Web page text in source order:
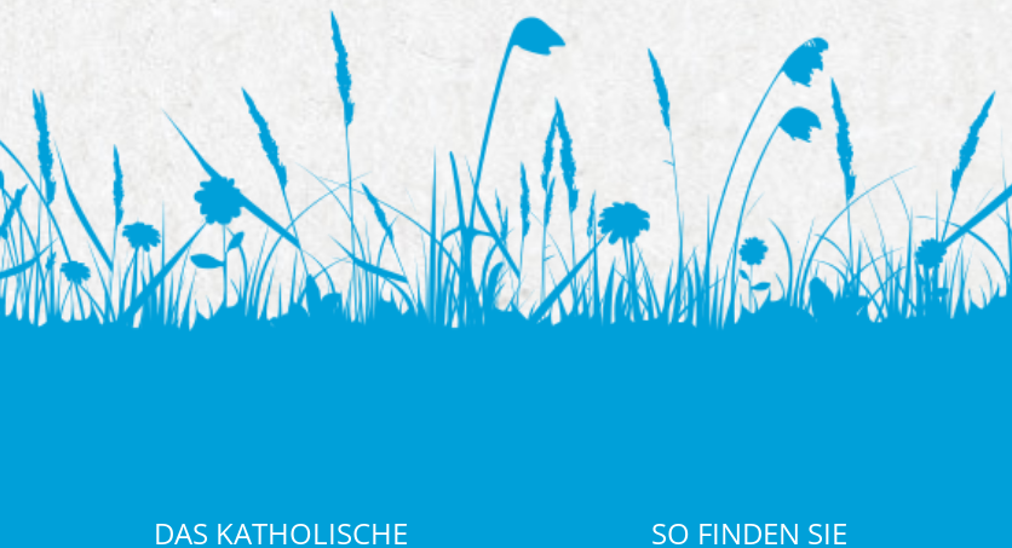
DAS KATHOLISCHE
SO FINDEN SIE